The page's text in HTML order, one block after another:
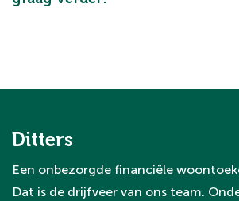
Ditters
Een onbezorgde financiële
Dat is de drijfveer van ons team.